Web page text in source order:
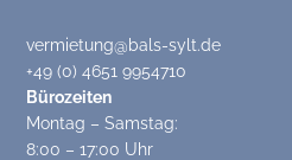
vermietung@bals-sylt.de
+49 (0) 4651 9954710
Bürozeiten
Montag – Samstag:
8:00 – 17:00 Uhr